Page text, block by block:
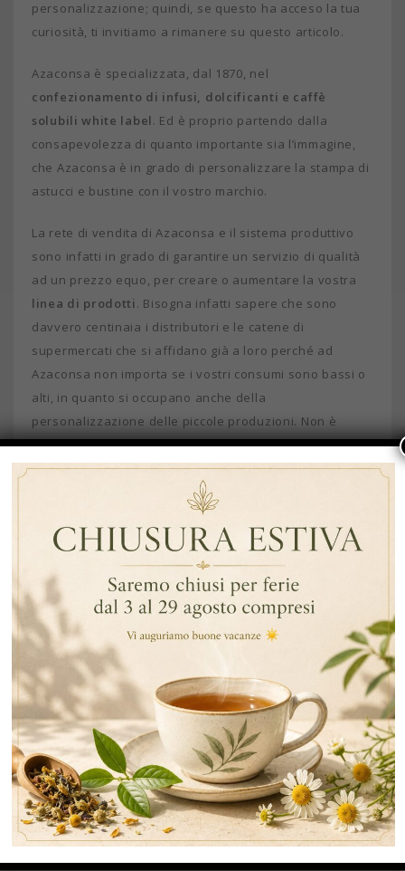
personalizzazione; quindi, se questo ha acceso la tua
curiosità, ti invitiamo a rimanere su questo articolo.
Azaconsa è specializzata, dal 1870, nel
confezionamento di infusi, dolcificanti e caffè
solubili white label. Ed è proprio partendo dalla
consapevolezza di quanto importante sia l’immagine,
che Azaconsa è in grado di personalizzare la stampa di
astucci e bustine con il vostro marchio.
La rete di vendita di Azaconsa e il sistema produttivo
sono infatti in grado di garantire un servizio di qualità
ad un prezzo equo, per creare o aumentare la vostra
linea di prodotti. Bisogna infatti sapere che sono
davvero centinaia i distributori e le catene di
supermercati che si affidano già a loro perché ad
Azaconsa non importa se i vostri consumi sono bassi o
alti, in quanto si occupano anche della
personalizzazione delle piccole produzioni. Non è
fantastico?
Bisogna sapere che all’interno della loro attività
produttiva si evidenzia la produzione di infusi e
dolcificanti da tavola con marchio del distributore,
prodotti chepersonalizzano secondo i criteri aziendali
dei loro clienti. Ecco perché Azaconsa ha adottato le più
recenti tecnologie nel campo del confezionamento di
infusi e dolcificanti, introducendo negli ultimi anni l’uso
dellamacchina imballatrice in prima linea
, che gli
consente di offrire ai propri clienti prodotti
caratterizzati da alti livelli di qualità e presentazione a
prezzi molto competitivi.
Allo stesso tempo, grazie al trasporto con mezzi propri
o in collaborazione con i migliori vettori, sono sempre in
grado dirispettare puntualmente i termini di
consegna. In questo modo, riescono a garantire il loro